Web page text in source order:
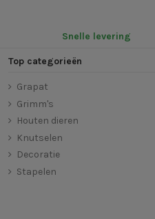
Snelle levering
Top categorieën
Grapat
Grimm's
Houten dieren
Knutselen
Decoratie
Stapelen